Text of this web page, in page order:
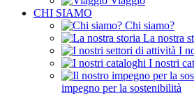
CHI SIAMO
Chi siamo?
La nostra
I
I nostri
impegno per la sostenibilità